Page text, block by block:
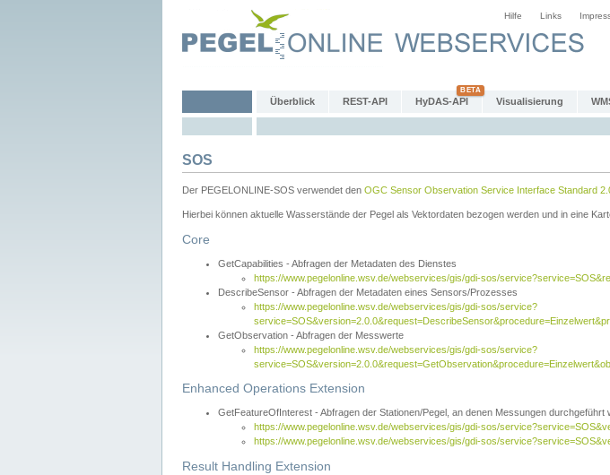
Hilfe Links
Überblick REST-API HyDAS-API Visualisierung
SOS
Der PEGELONLINE-SOS verwendet den OGC Sensor Observation Service Interface Standard
Hierbei können aktuelle Wasserstände der Pegel als Vektordaten bezogen werden und in eine
Core
GetCapabilities - Abfragen der Metadaten des Dienstes
https://www.pegelonline.wsv.de/webservices/gis/gdi-sos/
DescribeSensor - Abfragen der Metadaten eines Sensors/Prozesses
https://www.pegelonline.wsv.de/webservices/gis/gdi-sos/service?
GetObservation - Abfragen der Messwerte
https://www.pegelonline.wsv.de/webservices/gis/gdi-sos/service?
Enhanced Operations Extension
GetFeatureOfInterest - Abfragen der Stationen/Pegel, an denen Messungen durchgeführt
https://www.pegelonline.wsv.de/webservices/gis/gdi-sos/
https://www.pegelonline.wsv.de/webservices/gis/gdi-sos/
Result Handling Extension